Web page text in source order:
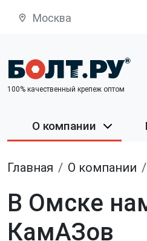
Москва
100% качественный крепеж оптом
О компании
Главная О компании
В Омске
КамАЗов